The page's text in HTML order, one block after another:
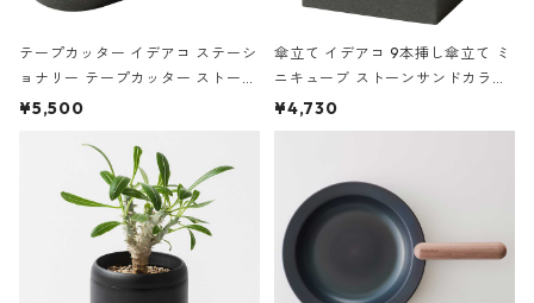
テープカッター イデアコ ステーシ
ョナリー テープカッター ストーン
サンドカラー 石調 ideaco Station
¥5,500
傘立て イデアコ 9本挿し傘立て ミ
ニキューブ ストーンサンドカラー
石調 ideaco Umbrella Stand CUB
E ストーンサンドブラック
¥4,730